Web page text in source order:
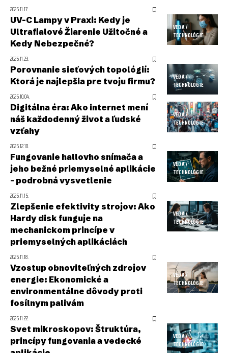
2025.11.17.
VEDA /
TECHNOLÓGIE
UV-C Lampy v Praxi: Kedy je
Ultrafialové Žiarenie Užitočné a
Kedy Nebezpečné?
2025.11.23.
VEDA /
TECHNOLÓGIE
Porovnanie sieťových topológií:
Ktorá je najlepšia pre tvoju firmu?
2025.10.04.
VEDA /
TECHNOLÓGIE
Digitálna éra: Ako internet mení
náš každodenný život a ľudské
vzťahy
2025.12.10.
VEDA /
TECHNOLÓGIE
Fungovanie hallovho snímača a
jeho bežné priemyselné aplikácie
– podrobná vysvetlenie
2025.11.15.
VEDA /
TECHNOLÓGIE
Zlepšenie efektivity strojov: Ako
Hardy disk funguje na
mechanickom princípe v
priemyselných aplikáciách
2025.11.18.
VEDA /
TECHNOLÓGIE
Vzostup obnoviteľných zdrojov
energie: Ekonomické a
environmentálne dôvody proti
fosílnym palivám
2025.11.22.
VEDA /
TECHNOLÓGIE
Svet mikroskopov: Štruktúra,
princípy fungovania a vedecké